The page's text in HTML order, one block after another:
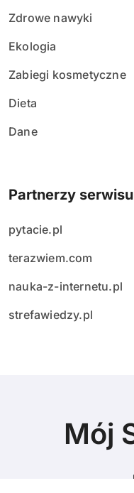
Zdrowe nawyki
Ekologia
Zabiegi kosmetyczne
Dieta
Dane
Partnerzy serwisu
pytacie.pl
terazwiem.com
nauka-z-internetu.pl
strefawiedzy.pl
Mój